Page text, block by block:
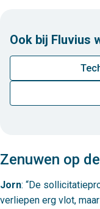
Ook bij Fluvius
Zenuwen op
Jorn: De
verliepen erg vlot,